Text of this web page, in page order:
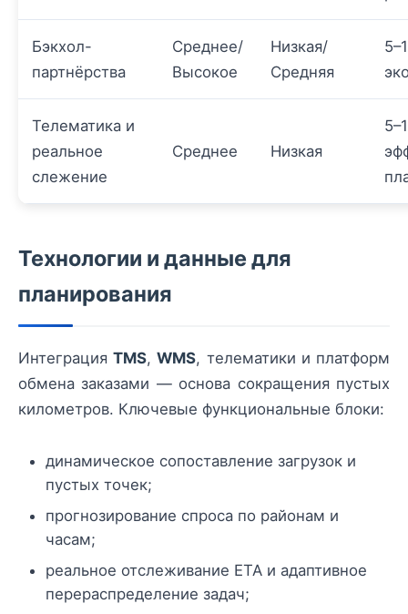
Бэкхол-
партнёрства
Среднее/
Высокое
Низкая/
Средняя
Телематика и
реальное
слежение
Среднее Низкая
Технологии и данные для
планирования
ИнтеграцияTMS,WMS, телематики и платформ
обмена заказами — основа сокращения пустых
километров. Ключевые функциональные блоки:
динамическое сопоставление загрузок и
пустых точек;
прогнозирование спроса по районам и
часам;
реальное отслеживание ETA и адаптивное
перераспределение задач;